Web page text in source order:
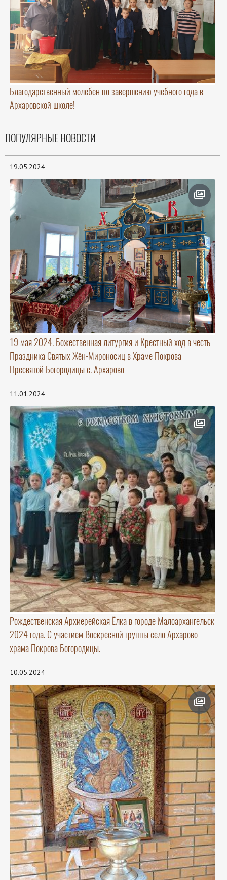
Благодарственный молебен по завершению учебного года в
Архаровской школе!
ПОПУЛЯРНЫЕ НОВОСТИ
19.05.2024
19 мая 2024. Божественная литургия и Крестный ход в честь
Праздника Святых Жён-Мироносиц в Храме Покрова
Пресвятой Богородицы с. Архарово
11.01.2024
Рождественская Архиерейская Ёлка в городе Малоархангельск
2024 года. С участием Воскресной группы село Архарово
храма Покрова Богородицы.
10.05.2024